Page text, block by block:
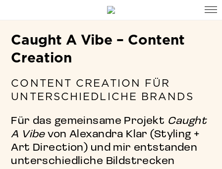
Caught A Vibe – Content
Creation
CONTENT CREATION FÜR
UNTERSCHIEDLICHE BRANDS
Für das gemeinsame Projekt Caught
A Vibevon Alexandra Klar (Styling +
Art Direction) und mir entstanden
unterschiedliche Bildstrecken